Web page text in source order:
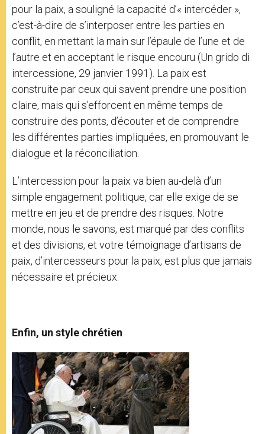
pour la paix, a souligné la capacité d’« intercéder »,
c’est-à-dire de s’interposer entre les parties en
conflit, en mettant la main sur l’épaule de l’une et de
l’autre et en acceptant le risque encouru (Un grido di
intercessione, 29 janvier 1991). La paix est
construite par ceux qui savent prendre une position
claire, mais qui s’efforcent en même temps de
construire des ponts, d’écouter et de comprendre
les différentes parties impliquées, en promouvant le
dialogue et la réconciliation.
L’intercession pour la paix va bien au-delà d’un
simple engagement politique, car elle exige de se
mettre en jeu et de prendre des risques. Notre
monde, nous le savons, est marqué par des conflits
et des divisions, et votre témoignage d’artisans de
paix, d’intercesseurs pour la paix, est plus que jamais
nécessaire et précieux.
Enfin, un style chrétien